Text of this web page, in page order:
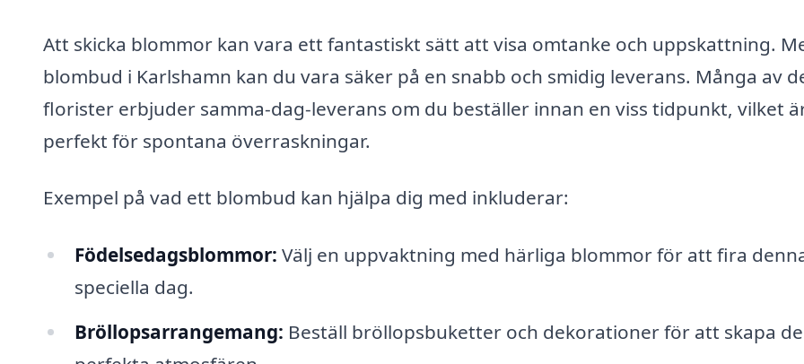
Att skicka blommor kan vara ett fantastiskt sätt att visa omtanke och uppskattning.
blombud i Karlshamn kan du vara säker på en snabb och smidig leverans. Många av
florister erbjuder samma-dag-leverans om du beställer innan en viss tidpunkt, vilket
perfekt för spontana överraskningar.
Exempel på vad ett blombud kan hjälpa dig med inkluderar:
Födelsedagsblommor: Välj en uppvaktning med härliga blommor för att fira
speciella dag.
Bröllopsarrangemang: Beställ bröllopsbuketter och dekorationer för att skapa